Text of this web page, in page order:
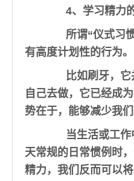
4、学习精力的
所谓“仪式习
有高度计划性的行为。
比如刷牙，
自己去做，它已经成
势在于，能够减少我们
当生活或工
天常规的日常惯例时
精力，我们反而可以